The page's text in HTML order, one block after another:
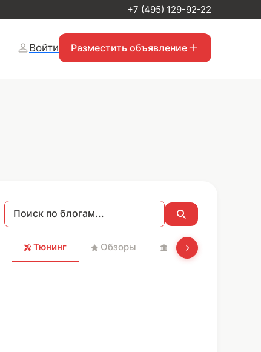
+7 (495) 129-92-22
Войти Разместить объявление
Тюнинг Обзоры Святые места и